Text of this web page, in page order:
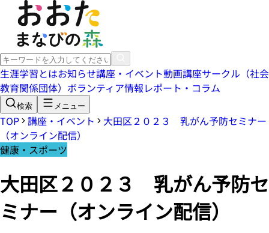
生涯学習とはお知らせ講座・イベント動画講座サークル（社会
教育関係団体） ボランティア情報レポート・コラム
検索 メニュー
TOP 講座・イベント
大田区２０２３ 乳がん予防セミナー
（オンライン配信）
健康・スポーツ
大田区２０２３ 乳がん予防セ
ミナー（オンライン配信）